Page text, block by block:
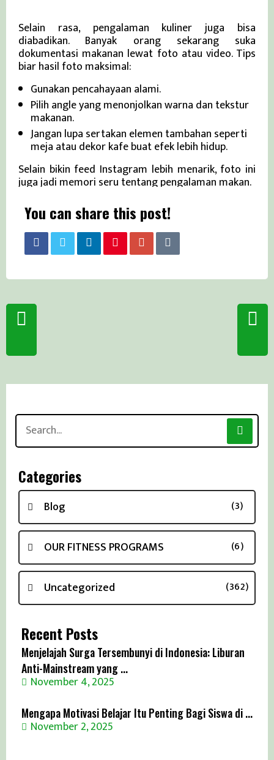
Selain rasa, pengalaman kuliner juga bisa
diabadikan. Banyak orang sekarang suka
dokumentasi makanan lewat foto atau video. Tips
biar hasil foto maksimal:
Gunakan pencahayaan alami.
Pilih angle yang menonjolkan warna dan tekstur
makanan.
Jangan lupa sertakan elemen tambahan seperti
meja atau dekor kafe buat efek lebih hidup.
Selain bikin feed Instagram lebih menarik, foto ini
juga jadi memori seru tentang pengalaman makan.
You can share this post!
Categories
Blog (3)
OUR FITNESS PROGRAMS (6)
Uncategorized (362)
Search
for:
Recent Posts
Menjelajah Surga Tersembunyi di Indonesia: Liburan
Anti-Mainstream yang ...
November 4, 2025
Mengapa Motivasi Belajar Itu Penting Bagi Siswa di ...
November 2, 2025